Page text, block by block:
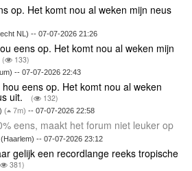
op. Het komt nou al weken mijn neus
NL) -- 07-07-2026 21:26
eens op. Het komt nou al weken mijn
( 133)
-- 07-07-2026 22:43
hou eens op. Het komt nou al weken
uit. ( 132)
( 7m) -- 07-07-2026 22:58
eens, maakt het forum niet leuker op
-- 07-07-2026 23:12
gelijk een recordlange reeks tropische
381)